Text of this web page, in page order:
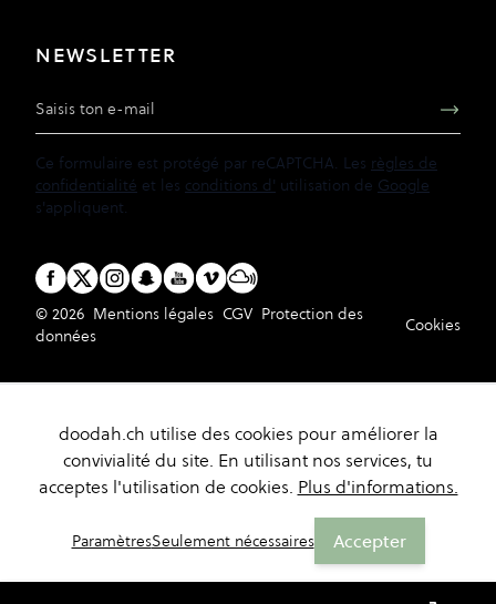
NEWSLETTER
Adresse e-mail
Ce formulaire est protégé par reCAPTCHA. Les règles de
confidentialité et les conditions d' utilisation de Google
s'appliquent.
© 2026 Mentions légales CGV Protection des
données
Cookies
doodah.ch utilise des cookies pour améliorer la
convivialité du site. En utilisant nos services, tu
acceptes l'utilisation de cookies. Plus d'informations.
ParamètresSeulement nécessaires Accepter